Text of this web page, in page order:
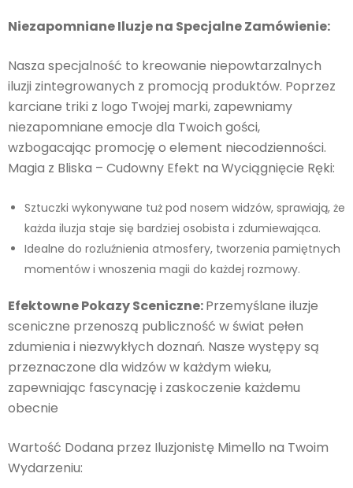
Niezapomniane Iluzje na Specjalne Zamówienie:
Nasza specjalność to kreowanie niepowtarzalnych
iluzji zintegrowanych z promocją produktów. Poprzez
karciane triki z logo Twojej marki, zapewniamy
niezapomniane emocje dla Twoich gości,
wzbogacając promocję o element niecodzienności.
Magia z Bliska – Cudowny Efekt na Wyciągnięcie Ręki:
Sztuczki wykonywane tuż pod nosem widzów, sprawiają, że
każda iluzja staje się bardziej osobista i zdumiewająca.
Idealne do rozluźnienia atmosfery, tworzenia pamiętnych
momentów i wnoszenia magii do każdej rozmowy.
Efektowne Pokazy Sceniczne:Przemyślane iluzje
sceniczne przenoszą publiczność w świat pełen
zdumienia i niezwykłych doznań. Nasze występy są
przeznaczone dla widzów w każdym wieku,
zapewniając fascynację i zaskoczenie każdemu
obecnie
Wartość Dodana przez Iluzjonistę Mimello na Twoim
Wydarzeniu: